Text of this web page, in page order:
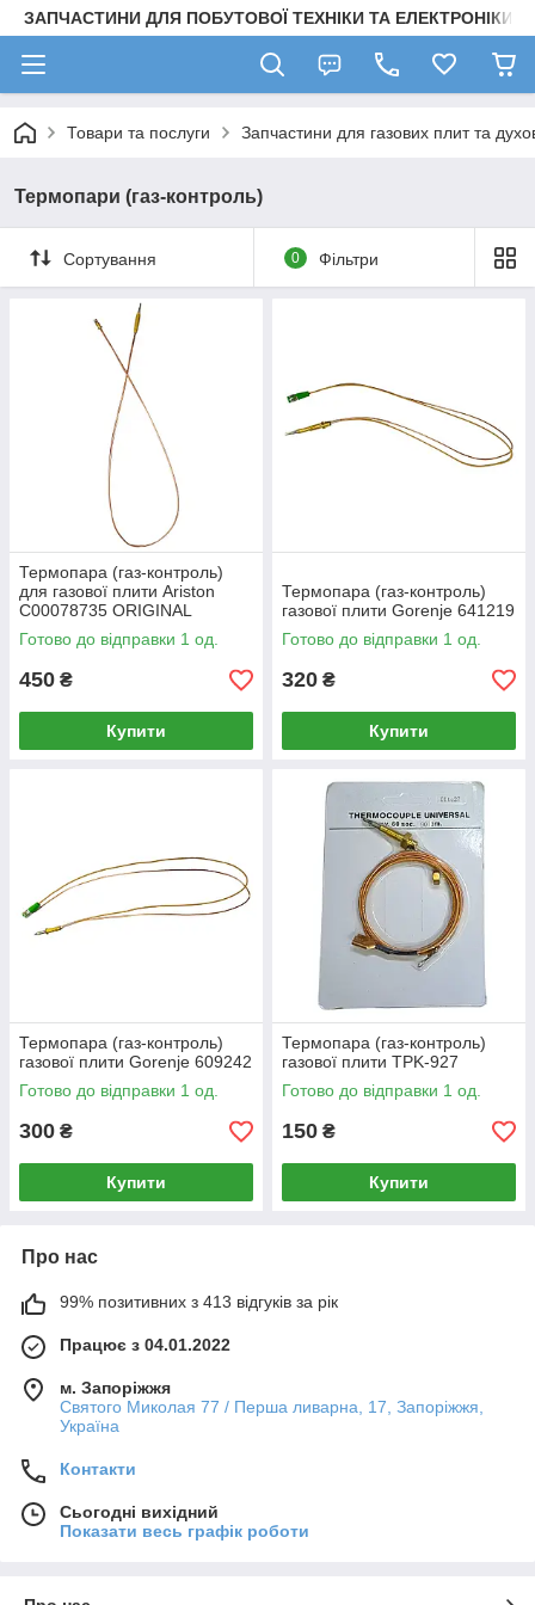
ЗАПЧАСТИНИ ДЛЯ ПОБУТОВОЇ ТЕХНІКИ ТА ЕЛЕКТРОНІКИ
Товари та послуги Запчастини для газових плит та
Термопари (газ-контроль)
Сортування 0 Фільтри
Термопара (газ-контроль)
для газової плити Ariston
C00078735 ORIGINAL
Готово до відправки 1 од.
450 ₴
Купити
Термопара (газ-контроль)
газової плити Gorenje 641219
Готово до відправки 1 од.
320 ₴
Купити
Термопара (газ-контроль)
газової плити Gorenje 609242
Готово до відправки 1 од.
300 ₴
Купити
Термопара (газ-контроль)
газової плити TPK-927
Готово до відправки 1 од.
150 ₴
Купити
Про нас
99% позитивних з 413 відгуків за рік
Працює з 04.01.2022
м. Запоріжжя
Святого Миколая 77 / Перша ливарна, 17, Запоріжжя,
Україна
Контакти
Сьогодні вихідний
Показати весь графік роботи